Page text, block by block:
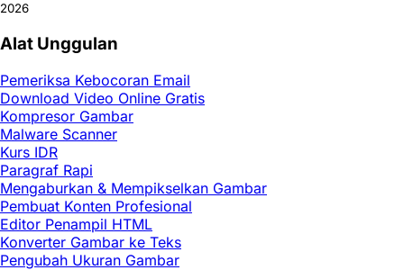
2026
Alat Unggulan
Pemeriksa Kebocoran Email
Download Video Online Gratis
Kompresor Gambar
Malware Scanner
Kurs IDR
Paragraf Rapi
Mengaburkan & Mempikselkan Gambar
Pembuat Konten Profesional
Editor Penampil HTML
Konverter Gambar ke Teks
Pengubah Ukuran Gambar